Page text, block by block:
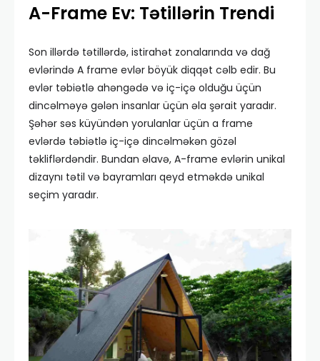
A-Frame Ev: Tətillərin Trendi
Son illərdə tətillərdə, istirahət zonalarında və dağ
evlərində A frame evlər böyük diqqət cəlb edir. Bu
evlər təbiətlə ahəngədə və iç-içə olduğu üçün
dincəlməyə gələn insanlar üçün əla şərait yaradır.
Şəhər səs küyündən yorulanlar üçün a frame
evlərdə təbiətlə iç-içə dincəlməkən gözəl
təkliflərdəndir. Bundan əlavə, A-frame evlərin unikal
dizaynı tətil və bayramları qeyd etməkdə unikal
seçim yaradır.